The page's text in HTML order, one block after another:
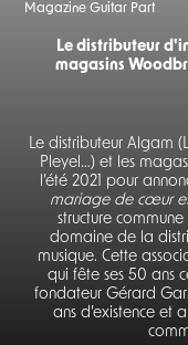
Magazine Guitar Part
Le distributeur
magasins
Le distributeur Algam
Pleyel…) et les
l’été 2021 pour
mariage de cœur
structure
domaine de la
musique. Cette
qui fête ses 50 ans
fondateur Gérard
ans d’existence et